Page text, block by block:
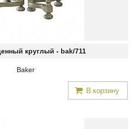
круглый - bak/711
Baker
В корзину